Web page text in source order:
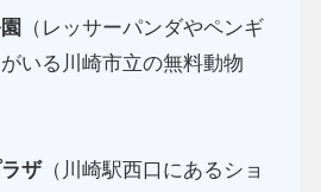
（レッサーパンダやペンギ
いる川崎市立の無料動物
ザ（川崎駅西口にあるショ